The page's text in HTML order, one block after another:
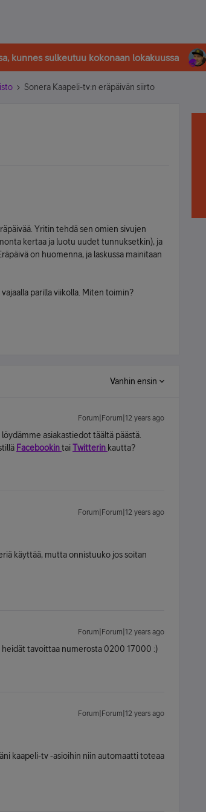
kunnes sulkeutuu kokonaan lokakuussa
Sonera Kaapeli-tv:n eräpäivän siirto
Yritin tehdä sen omien sivujen
kertaa ja luotu uudet tunnuksetkin), ja
on huomenna, ja laskussa mainitaan
parilla viikolla. Miten toimin?
Vanhin ensin
Forum|Forum|12 years ago
asiakastiedot täältä päästä.
FacebookintaiTwitterin kautta?
Forum|Forum|12 years ago
käyttää, mutta onnistuuko jos soitan
Forum|Forum|12 years ago
heidät tavoittaa numerosta 0200 17000 :)
Forum|Forum|12 years ago
kaapeli-tv -asioihin niin automaatti toteaa